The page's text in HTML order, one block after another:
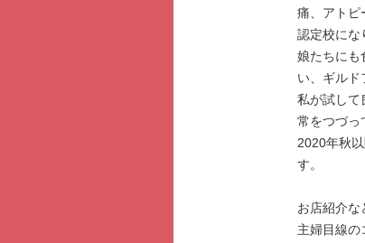
痛、アトピ
認定校にな
娘たちにも
い、ギルド
私が試して
常をつづっ
2020年秋
す。
お店紹介な
主婦目線の